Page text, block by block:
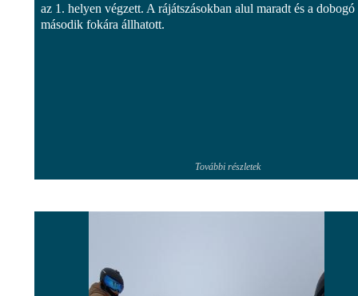
az 1. helyen végzett. A rájátszásokban alul maradt és a dobogó
második fokára állhatott.
További részletek